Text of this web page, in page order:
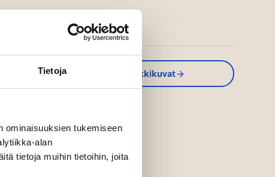
Tietoja
ominaisuuksien tukemiseen
alan
tietoja muihin tietoihin, joita
Kirjan kuvapankkikuvat